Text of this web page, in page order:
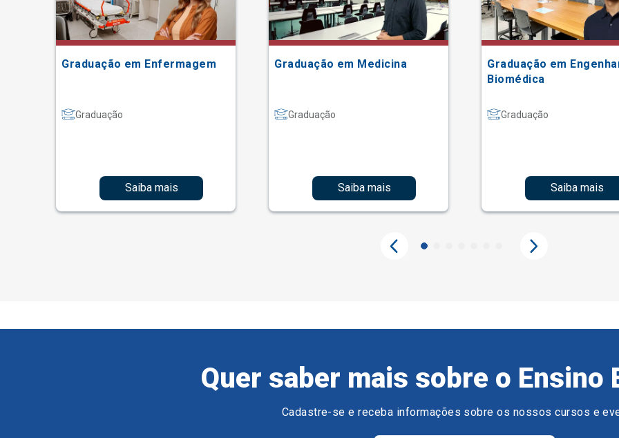
Graduação em Enfermagem
Graduação
Saiba mais
Graduação em Medicina
Graduação
Saiba mais
Graduação em
Biomédica
Graduação
Saiba mais
Quer saber mais sobre o Ensino
Cadastre-se e receba informações sobre os nossos cursos e